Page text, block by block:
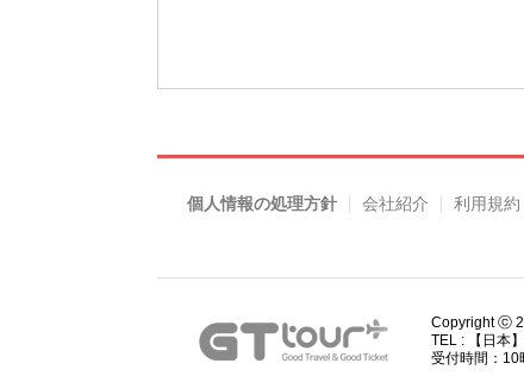
個人情報の処理方針 会社紹介 利用規約
Copyright ⓒ
TEL : 【日本
受付時間：10